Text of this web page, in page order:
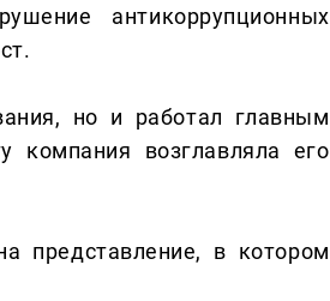
антикоррупционных
но и работал главным
компания возглавляла его
представление, в котором